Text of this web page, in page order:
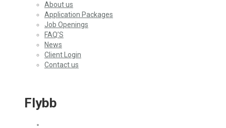
About us
Application Packages
Job Openings
FAQ’S
News
Client Login
Contact us
Flybb